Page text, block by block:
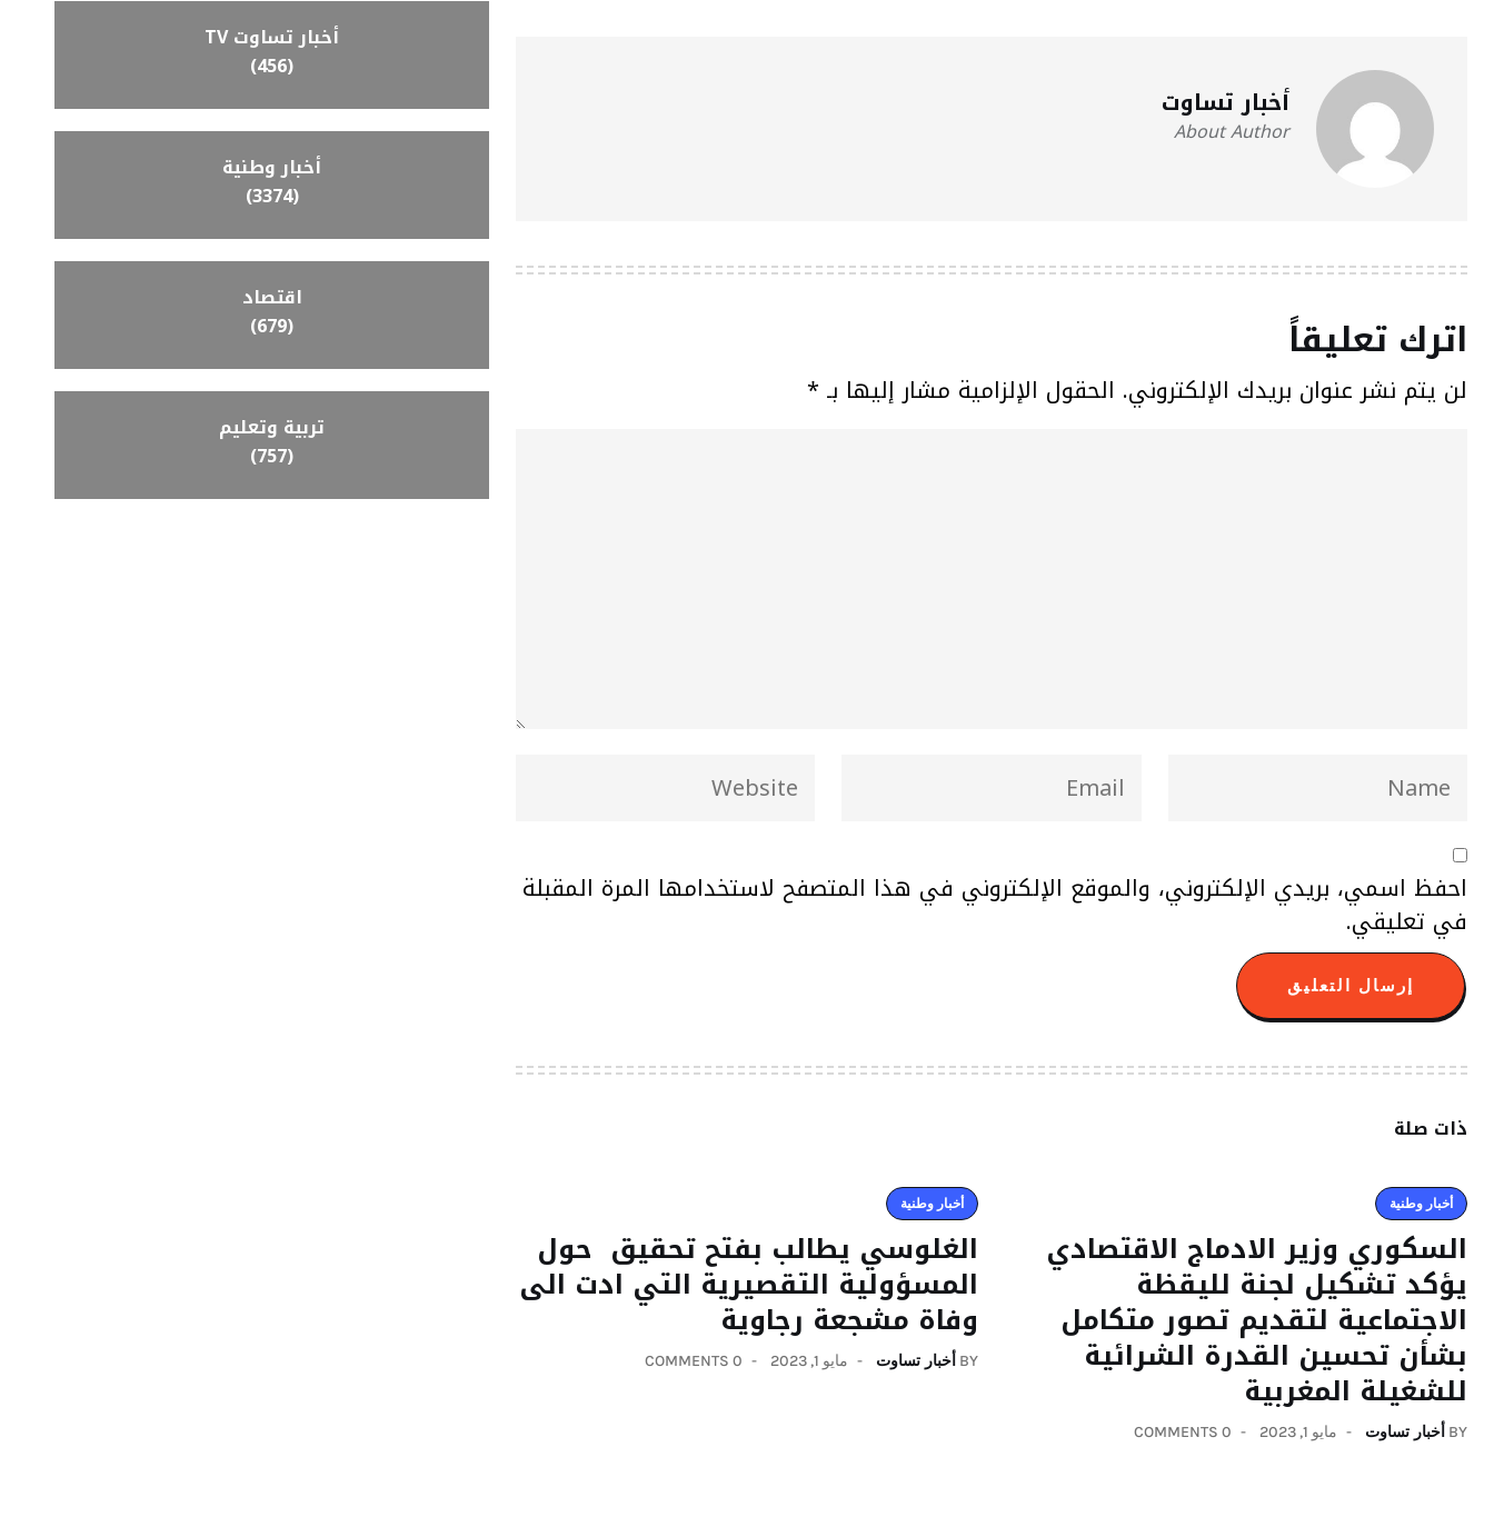
أخبار تساوت
About Author
اترك تعليقاً
لن يتم نشر عنوان بريدك الإلكتروني. الحقول الإلزامية مشار إليها بـ *
احفظ اسمي، بريدي الإلكتروني، والموقع الإلكتروني في هذا المتصفح لاستخدامها المرة المقبلة
في تعليقي.
ذات صلة
أخبار وطنية
السكوري وزير الادماج الاقتصادي
يؤكد تشكيل لجنة لليقظة
الاجتماعية لتقديم تصور متكامل
بشأن تحسين القدرة الشرائية
للشغيلة المغربية
BY أخبار تساوت مايو 1, 2023 0 COMMENTS
أخبار وطنية
الغلوسي يطالب بفتح تحقيق حول
المسؤولية التقصيرية التي ادت الى
وفاة مشجعة رجاوية
BY أخبار تساوت مايو 1, 2023 0 COMMENTS
أخبار تساوت TV
(456)
أخبار وطنية
(3374)
اقتصاد
(679)
تربية وتعليم
(757)